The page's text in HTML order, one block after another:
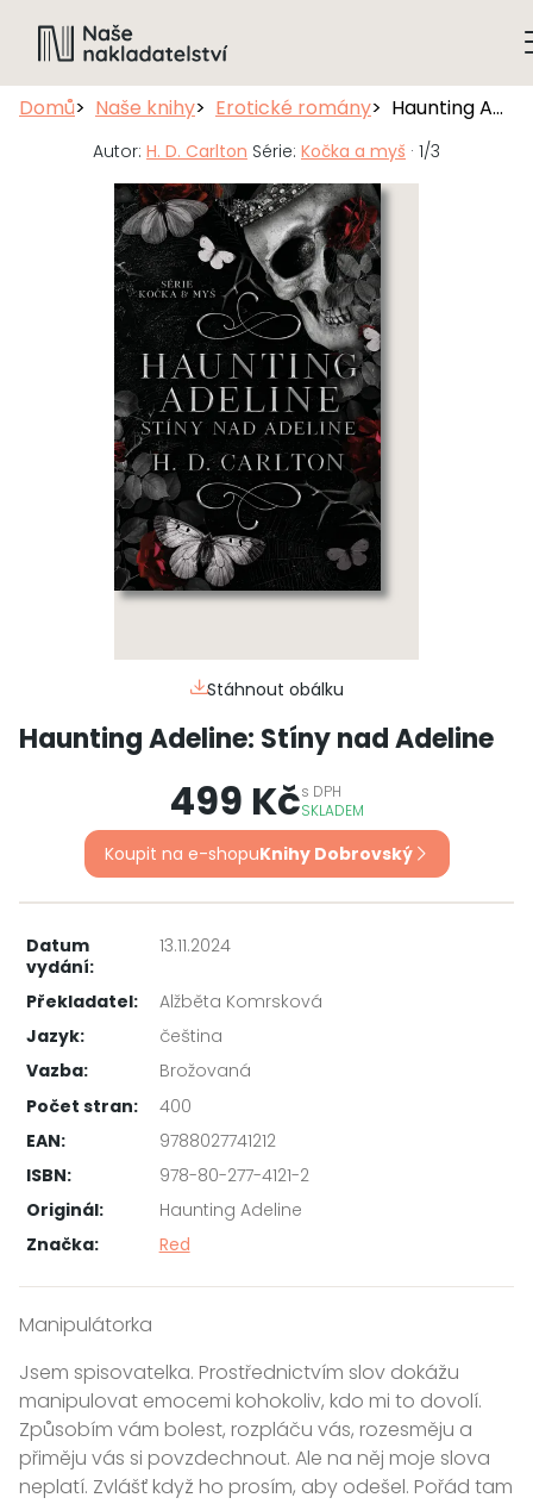
Domů Naše knihy Erotické romány Haunting Adeline: Stíny nad Adeline
Autor: H. D. Carlton Série: Kočka a myš · 1/3
Stáhnout obálku
Haunting Adeline: Stíny nad Adeline
499 Kčs DPH
SKLADEM
Koupit na e-shopuKnihy Dobrovský
Datum
vydání:
13.11.2024
Překladatel:
Alžběta Komrsková
Jazyk:
čeština
Vazba:
Brožovaná
Počet stran:
400
EAN:
9788027741212
ISBN:
978-80-277-4121-2
Originál:
Haunting Adeline
Značka:
Red
Manipulátorka
Jsem spisovatelka. Prostřednictvím slov dokážu
manipulovat emocemi kohokoliv, kdo mi to dovolí.
Způsobím vám bolest, rozpláču vás, rozesměju a
přiměju vás si povzdechnout. Ale na něj moje slova
neplatí. Zvlášť když ho prosím, aby odešel. Pořád tam